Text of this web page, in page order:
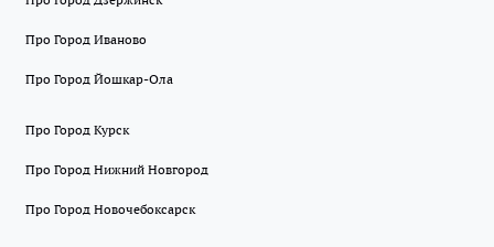
Про Город Иваново
Про Город Йошкар-Ола
Про Город Курск
Про Город Нижний Новгород
Про Город Новочебоксарск